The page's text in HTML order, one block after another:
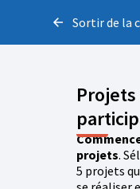
Sortir de la
projets.
5 projets